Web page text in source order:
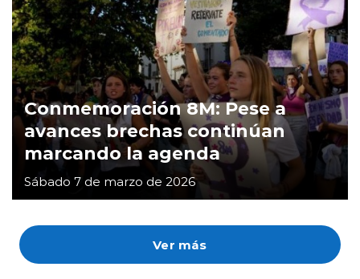
Ver más
Conmemoración 8M: Pese a
avances brechas continúan
marcando la agenda
Sábado 7 de marzo de 2026